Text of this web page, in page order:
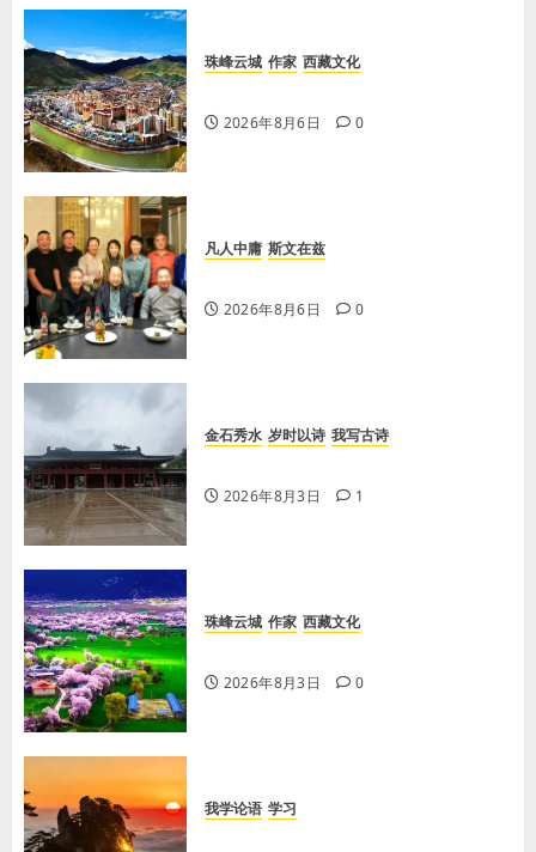
珠峰云城 作家 西藏文化
2026年8月6日 0
凡人中庸 斯文在兹
2026年8月6日 0
金石秀水 岁时以诗 我写古诗
2026年8月3日 1
珠峰云城 作家 西藏文化
2026年8月3日 0
我学论语 学习